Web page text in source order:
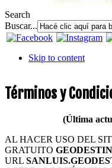
Search
Buscar...
Skip to content
Términos y
(Última
AL HACER USO DEL
GRATUITO
URL